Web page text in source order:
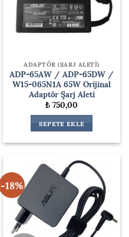
ADAPTÖR (ŞARJ ALETİ)
ADP-65AW / ADP-65DW /
W15-065N1A 65W Orijinal
Adaptör Şarj Aleti
₺750,00
SEPETE EKLE
-18%